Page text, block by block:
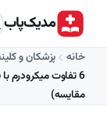
مدیک‌پاب
خانه
پزشکان و
6 تفاوت میکرودرم
مقایسه)